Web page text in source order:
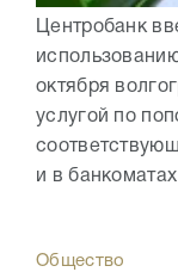
Центробанк
октября
услугой по
и в
Общество